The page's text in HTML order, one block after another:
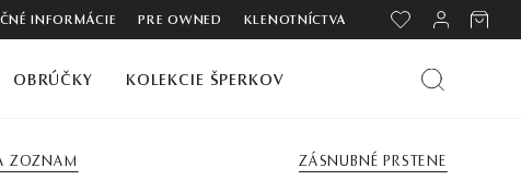
INFORMÁCIE PRE OWNED KLENOTNÍCTVA
OBRÚČKY KOLEKCIE ŠPERKOV
ZOZNAM ZÁSNUBNÉ PRSTENE